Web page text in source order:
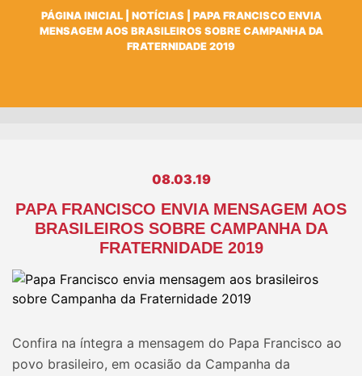
PÁGINA INICIAL| NOTÍCIAS
PAPA FRANCISCO ENVIA
MENSAGEM AOS BRASILEIROS SOBRE CAMPANHA DA
FRATERNIDADE 2019
08.03.19
PAPA FRANCISCO ENVIA MENSAGEM AOS
BRASILEIROS SOBRE CAMPANHA DA
FRATERNIDADE 2019
Confira na íntegra a mensagem do Papa Francisco ao
povo brasileiro, em ocasião da Campanha da